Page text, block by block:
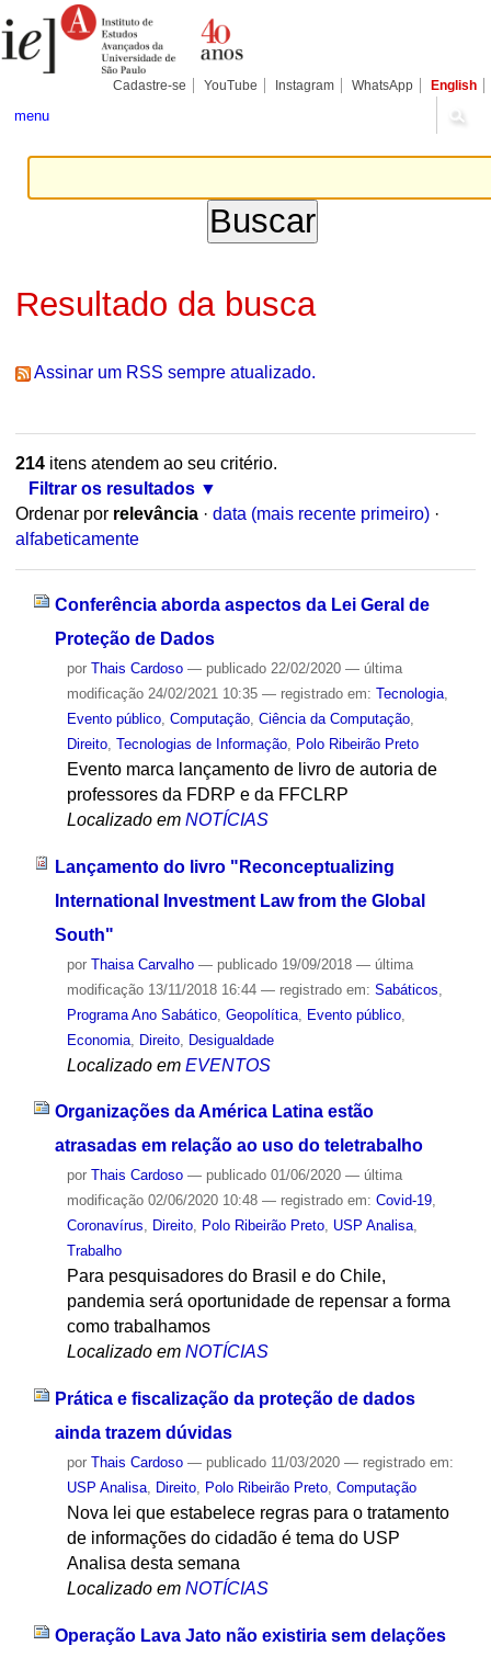
para
conteúdo.
Pessoais
Cadastre-se YouTube Instagram WhatsApp English
menu
Resultado da busca
Assinar um RSS sempre atualizado.
214itens atendem ao seu critério.
Filtrar os resultados
Ordenar por relevância · data (mais recente primeiro) ·
alfabeticamente
Conferência aborda aspectos da Lei Geral de
Proteção de Dados
por Thais Cardoso — publicado22/02/2020 — última
modificação24/02/2021 10:35 — registrado em: Tecnologia,
Evento público, Computação, Ciência da Computação,
Direito, Tecnologias de Informação, Polo Ribeirão Preto
Evento marca lançamento de livro de autoria de
professores da FDRP e da FFCLRP
Localizado em NOTÍCIAS
Lançamento do livro "Reconceptualizing
International Investment Law from the Global
South"
por Thaisa Carvalho — publicado19/09/2018 — última
modificação13/11/2018 16:44 — registrado em: Sabáticos
Programa Ano Sabático, Geopolítica, Evento público,
Economia, Direito, Desigualdade
Localizado em EVENTOS
Organizações da América Latina estão
atrasadas em relação ao uso do teletrabalho
por Thais Cardoso — publicado01/06/2020 — última
modificação02/06/2020 10:48 — registrado em: Covid-19,
Coronavírus, Direito, Polo Ribeirão Preto, USP Analisa,
Trabalho
Para pesquisadores do Brasil e do Chile,
pandemia será oportunidade de repensar a forma
como trabalhamos
Localizado em NOTÍCIAS
Prática e fiscalização da proteção de dados
ainda trazem dúvidas
por Thais Cardoso — publicado11/03/2020 — registrado em:
USP Analisa, Direito, Polo Ribeirão Preto, Computação
Nova lei que estabelece regras para o tratamento
de informações do cidadão é tema do USP
Analisa desta semana
Localizado em NOTÍCIAS
Operação Lava Jato não existiria sem delações